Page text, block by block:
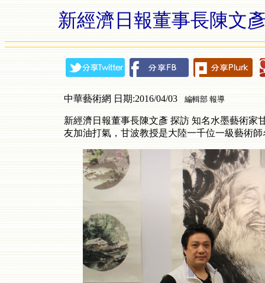
新經濟日報董事長陳文
中華藝術網 日期:2016/04/03 編輯部 報導
新經濟日報董事長陳文彥 探訪 知名水墨藝術家
友加油打氣，甘波教授是大陸一千位一級藝術